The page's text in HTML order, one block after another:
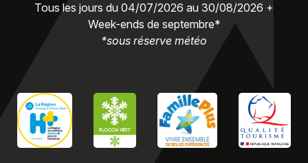
Tous les jours du 04/07/2026 au 30/08/2026 +
Week-ends de septembre*
*sous réserve météo